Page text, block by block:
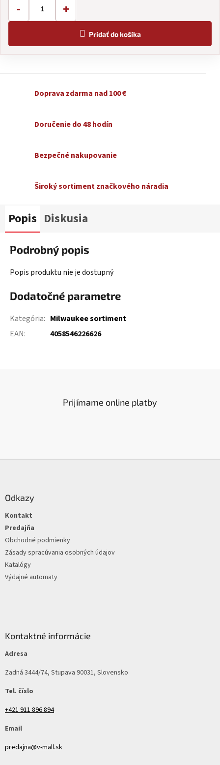
- +
Pridať do košíka
Doprava zdarma nad 100 €
Doručenie do 48 hodín
Bezpečné nakupovanie
Široký sortiment značkového náradia
Popis Diskusia
Podrobný popis
Popis produktu nie je dostupný
Dodatočné parametre
Kategória: Milwaukee sortiment
EAN: 4058546226626
Prijímame online platby
Odkazy
Kontakt
Predajňa
Obchodné podmienky
Zásady spracúvania osobných údajov
Katalógy
Výdajné automaty
Kontaktné informácie
Adresa
Zadná 3444/74, Stupava 90031, Slovensko
Tel. číslo
+421 911 896 894
Email
predajna@v-mall.sk